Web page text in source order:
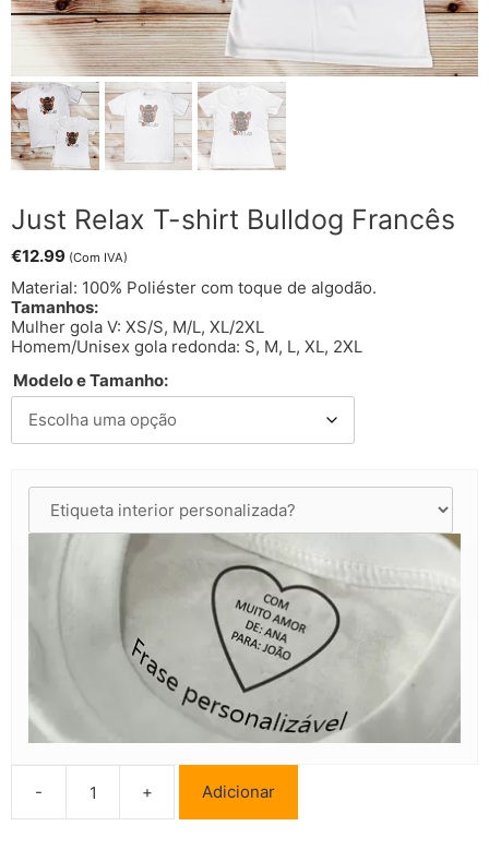
Just Relax T-shirt Bulldog Francês
€12.99 (Com IVA)
Material: 100% Poliéster com toque de algodão.
Tamanhos:
Mulher gola V: XS/S, M/L, XL/2XL
Homem/Unisex gola redonda: S, M, L, XL, 2XL
Modelo e Tamanho:
-
Quantidade
de
+ Adicionar